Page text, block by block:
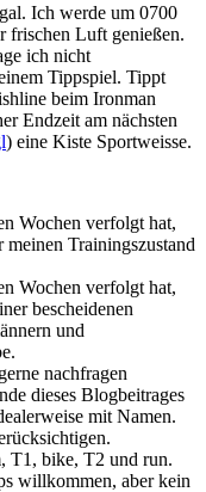
Ich werde um 0700
frischen Luft genießen.
ich nicht
Tippspiel. Tippt
beim Ironman
Endzeit am nächsten
) eine Kiste Sportweisse.
Wochen verfolgt hat,
Trainingszustand
Wochen verfolgt hat,
bescheidenen
und
nachfragen
dieses Blogbeitrages
mit Namen.
T1, bike, T2 und run.
willkommen, aber kein